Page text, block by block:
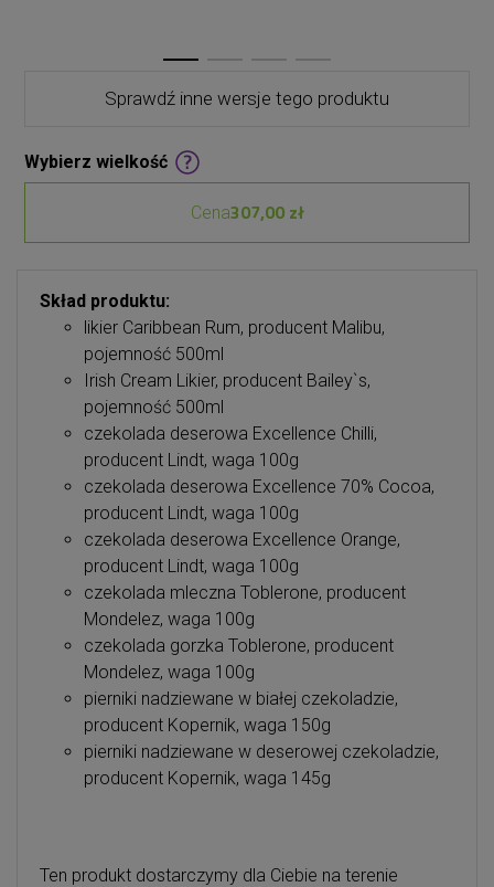
Sprawdź inne wersje tego produktu
Wybierz wielkość
Cena307,00 zł
Skład produktu:
likier Caribbean Rum, producent Malibu,
pojemność 500ml
Irish Cream Likier, producent Bailey`s,
pojemność 500ml
czekolada deserowa Excellence Chilli,
producent Lindt, waga 100g
czekolada deserowa Excellence 70% Cocoa,
producent Lindt, waga 100g
czekolada deserowa Excellence Orange,
producent Lindt, waga 100g
czekolada mleczna Toblerone, producent
Mondelez, waga 100g
czekolada gorzka Toblerone, producent
Mondelez, waga 100g
pierniki nadziewane w białej czekoladzie,
producent Kopernik, waga 150g
pierniki nadziewane w deserowej czekoladzie,
producent Kopernik, waga 145g
Ten produkt dostarczymy dla Ciebie na terenie